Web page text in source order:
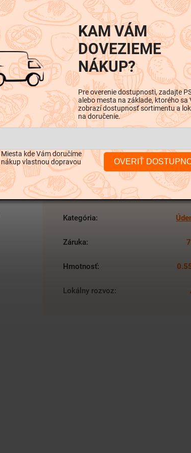
Dodatočné parametre
Kategória:
Záruka:
Hmotnosť:
Lokálny rozvoz:
KAM VÁM
DOVEZIEME
NÁKUP?
Pre overenie dostupnosti, zadajte
alebo mesta na základe, ktorého sa
zobrazí dostupnosť sortimentu a
na doručenie.
Miesta kde Vám doručíme
nákup vlastnou dopravou
OVERIŤ